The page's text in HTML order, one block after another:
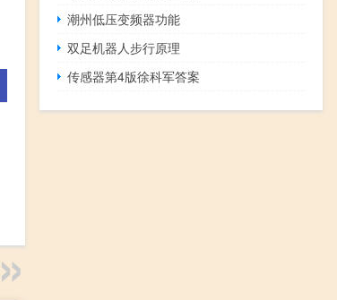
潮州低压变频器功能
双足机器人步行原理
传感器第4版徐科军答案